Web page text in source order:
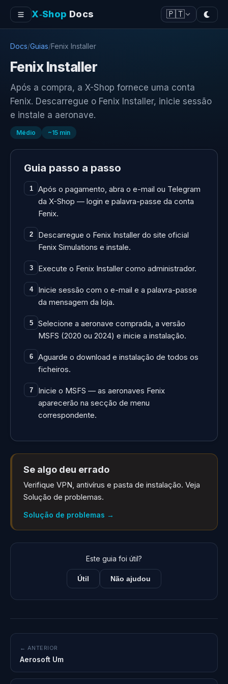
X‑Shop Docs 🇵🇹
Docs/Guias/Fenix Installer
Fenix Installer
Após a compra, a X-Shop fornece uma conta
Fenix. Descarregue o Fenix Installer, inicie sessão
e instale a aeronave.
Médio ~15 min
Guia passo a passo
1
Após o pagamento, abra o e-mail ou Telegram
da X-Shop — login e palavra-passe da conta
Fenix.
2
Descarregue o Fenix Installer do site oficial
Fenix Simulations e instale.
3 Execute o Fenix Installer como administrador.
4
Inicie sessão com o e-mail e a palavra-passe
da mensagem da loja.
5
Selecione a aeronave comprada, a versão
MSFS (2020 ou 2024) e inicie a instalação.
6
Aguarde o download e instalação de todos os
ficheiros.
7
Inicie o MSFS — as aeronaves Fenix
aparecerão na secção de menu
correspondente.
Se algo deu errado
Verifique VPN, antivírus e pasta de instalação. Veja
Solução de problemas.
Solução de problemas →
Este guia foi útil?
Útil Não ajudou
← ANTERIOR
Aerosoft Um